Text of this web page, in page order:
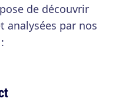
de découvrir
analysées par nos